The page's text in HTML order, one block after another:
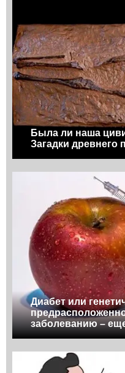
Была ли наша
Загадки древнего
Диабет или
заболеванию –